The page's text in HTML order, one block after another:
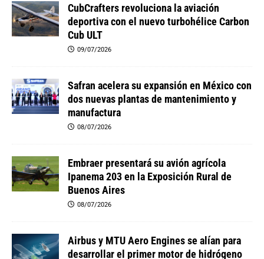
CubCrafters revoluciona la aviación
deportiva con el nuevo turbohélice Carbon
Cub ULT
09/07/2026
Safran acelera su expansión en México con
dos nuevas plantas de mantenimiento y
manufactura
08/07/2026
Embraer presentará su avión agrícola
Ipanema 203 en la Exposición Rural de
Buenos Aires
08/07/2026
Airbus y MTU Aero Engines se alían para
desarrollar el primer motor de hidrógeno